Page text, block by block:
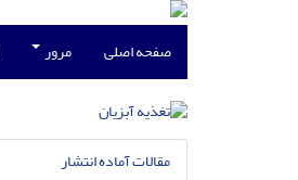
صفحه اصلی مرور
مقالات آماده انتشار